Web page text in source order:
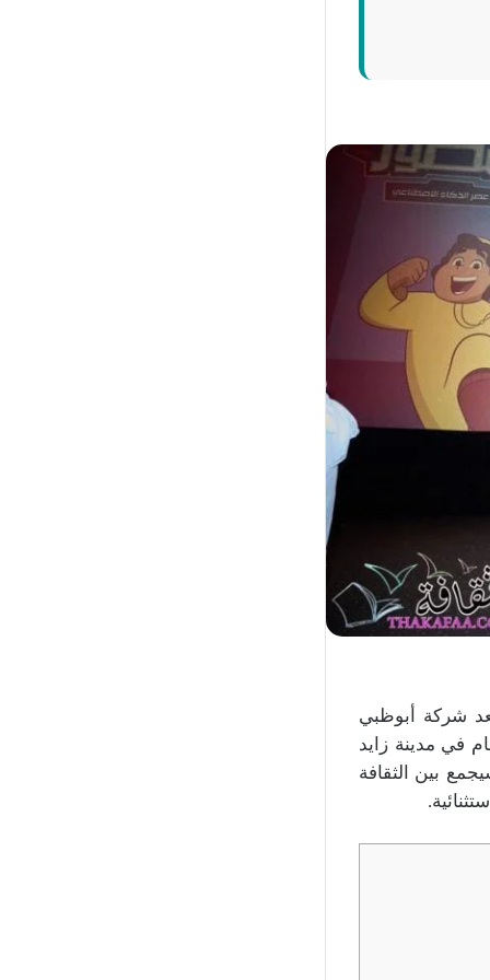
شركة أبوظبي
في مدينة زايد
الذي يُنظم من 15 إلى 17 نوفمبر، سيجمع بين الثقافة